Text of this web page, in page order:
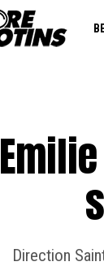
Direction